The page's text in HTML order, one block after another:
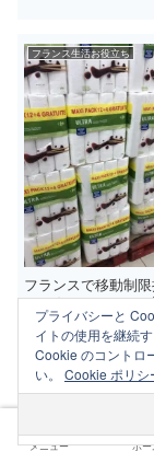
フランス生活お役立ち
フランスで移動制
ー（カルフール）
がなかなかできな
ーパーがどんな状
メニュー ホー
プライバシーと
イトの使用を継続
Cookie のコントロ
い。 Cookie ポリシ